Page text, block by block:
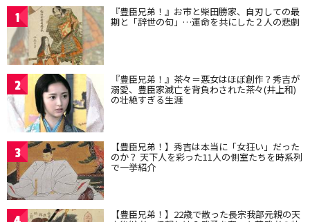
1 『豊臣兄弟！』お市と柴田勝家、自刃しての最
期と「辞世の句」…運命を共にした２人の悲劇
2 『豊臣兄弟！』茶々＝悪女はほぼ創作？秀吉が
溺愛、豊臣家滅亡を背負わされた茶々(井上和)
の壮絶すぎる生涯
3 【豊臣兄弟！】秀吉は本当に「女狂い」だった
のか？ 天下人を彩った11人の側室たちを時系列
で一挙紹介
【豊臣兄弟！】22歳で散った長宗我部元親の天